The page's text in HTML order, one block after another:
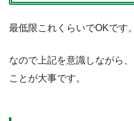
最低限これくらいでOKです。
なので上記を意識しながら、
ことが大事です。